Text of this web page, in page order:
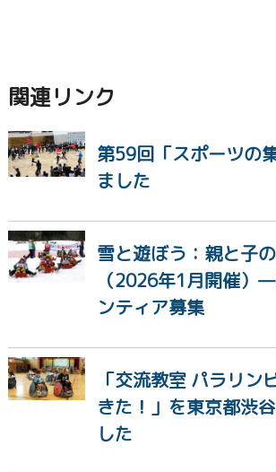
関連リンク
第59回「スポーツの
ました
雪と遊ぼう：親と子
（2026年1月開催）
ンティア募集
「交流教室 パラリン
きた！」を東京都渋
した